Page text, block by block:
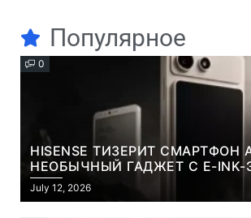
Популярное
0
HISENSE ТИЗЕРИТ СМАРТФОН
НЕОБЫЧНЫЙ ГАДЖЕТ С E-
СЪЕМНОЙ LCD-ПАНЕЛЬЮ ДЛЯ
КОНТЕНТА И СОЦСЕТЕЙ
July 12, 2026